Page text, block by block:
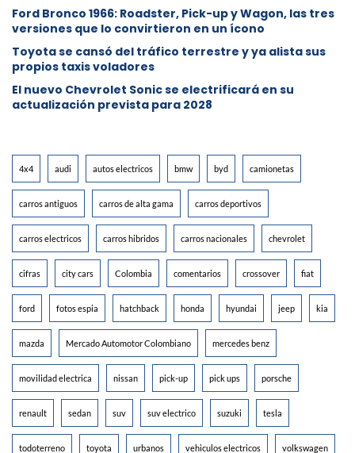
Ford Bronco 1966: Roadster, Pick-up y Wagon, las tres
versiones que lo convirtieron en un ícono
Toyota se cansó del tráfico terrestre y ya alista sus
propios taxis voladores
El nuevo Chevrolet Sonic se electrificará en su
actualización prevista para 2028
4x4 audi autos electricos bmw byd camionetas
carros antiguos carros de alta gama carros deportivos
carros electricos carros hibridos carros nacionales chevrolet
cifras city cars Colombia comentarios crossover fiat
ford fotos espia hatchback honda hyundai jeep kia
mazda Mercado Automotor Colombiano mercedes benz
movilidad electrica nissan pick-up pick ups porsche
renault sedan suv suv electrico suzuki tesla
todoterreno toyota urbanos vehiculos electricos volkswagen